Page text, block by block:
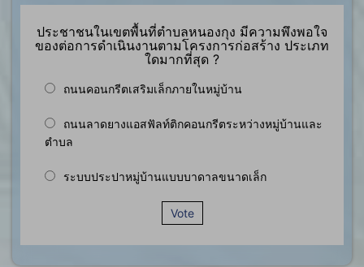
ประชาชนในเขตพื้นที่ตำบลหนองกุง มีความพึงพอใจ
ของต่อการดำเนินงานตามโครงการก่อสร้าง ประเภท
ใดมากที่สุด ?
ถนนคอนกรีตเสริมเล็กภายในหมู่บ้าน
ถนนลาดยางแอสฟัลท์ติกคอนกรีตระหว่างหมู่บ้านและ
ตำบล
ระบบประปาหมู่บ้านแบบบาดาลขนาดเล็ก
Vote